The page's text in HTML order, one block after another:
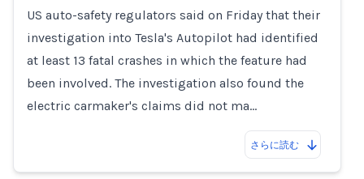
US auto-safety regulators said on Friday that their
investigation into Tesla's Autopilot had identified
at least 13 fatal crashes in which the feature had
been involved. The investigation also found the
electric carmaker's claims did not ma…
さらに読む